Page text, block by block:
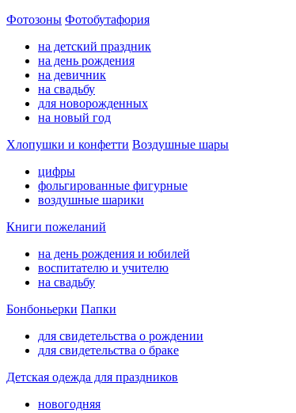
Фотозоны Фотобутафория
на детский праздник
на день рождения
на девичник
на свадьбу
для новорожденных
на новый год
Хлопушки и конфетти Воздушные шары
цифры
фольгированные фигурные
воздушные шарики
Книги пожеланий
на день рождения и юбилей
воспитателю и учителю
на свадьбу
Бонбоньерки Папки
для свидетельства о рождении
для свидетельства о браке
Детская одежда для праздников
новогодняя